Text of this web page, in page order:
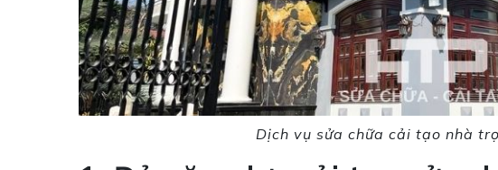
Dịch vụ sửa chữa cải tạo nhà